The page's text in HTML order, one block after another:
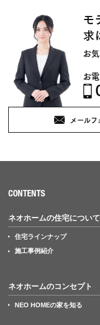
モ
求
お
お
メール
CONTENTS
ネオホームの住宅について
住宅ラインナップ
施工事例紹介
ネオホームのコンセプト
NEO HOMEの家を知る